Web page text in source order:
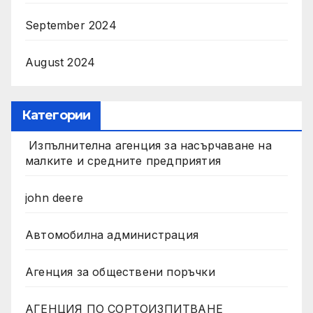
September 2024
August 2024
Категории
Изпълнителна агенция за насърчаване на
малките и средните предприятия
john deere
Автомобилна администрация
Агенция за обществени поръчки
АГЕНЦИЯ ПО СОРТОИЗПИТВАНЕ